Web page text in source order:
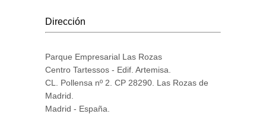
Dirección
Parque Empresarial Las Rozas
Centro Tartessos - Edif. Artemisa.
CL. Pollensa nº 2. CP 28290. Las Rozas de
Madrid.
Madrid - España.